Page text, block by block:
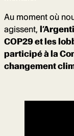
Au moment où
agissent,
COP29 et les
participé à la
changement